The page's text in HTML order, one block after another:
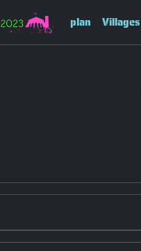
plan Villages